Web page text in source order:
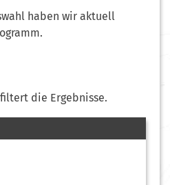
haben wir aktuell
die Ergebnisse.